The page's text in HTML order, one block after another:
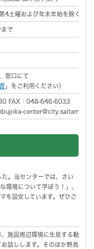
4土曜および年末年始を除く）
で
窓口にて
」をご利用ください）
FAX：048-646-6033
た。当センターでは、さい
環境について学ぼう！」、
を設定しています。ぜひご
、施設周辺環境に生息する動植
話しします。そのほか野鳥観察